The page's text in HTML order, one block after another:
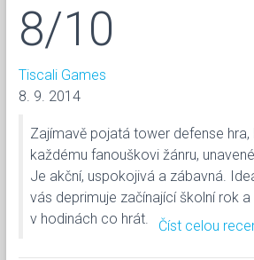
8/10
Tiscali Games
8. 9. 2014
Zajímavě pojatá tower defense
každému fanouškovi žánru,
Je akční, uspokojivá a zábavná.
vás deprimuje začínající školní rok
v hodinách co hrát.
Číst celou